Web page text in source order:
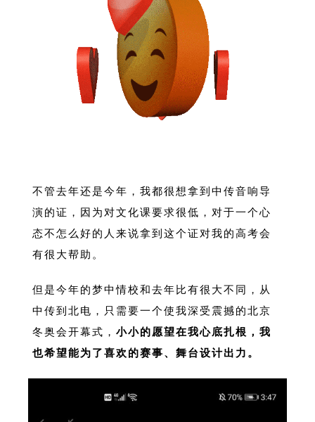
不管去年还是今年，我都很想拿到中传音响导
演的证，因为对文化课要求很低，对于一个心
态不怎么好的人来说拿到这个证对我的高考会
有很大帮助。
但是今年的梦中情校和去年比有很大不同，从
中传到北电，只需要一个使我深受震撼的北京
冬奥会开幕式， 小小的愿望在我心底扎根，我
也希望能为了喜欢的赛事、舞台设计出力。